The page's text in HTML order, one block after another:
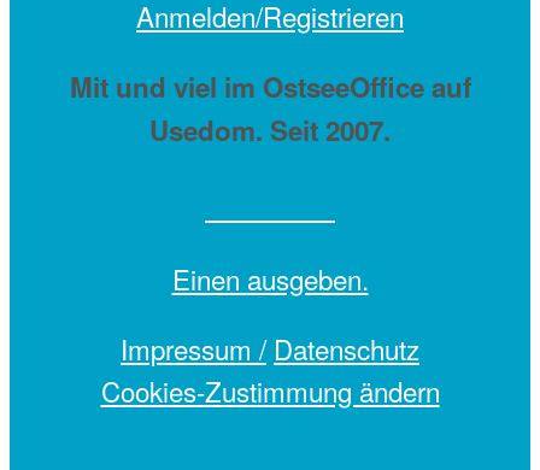
Anmelden/Registrieren
Mit und viel im OstseeOffice auf
Usedom. Seit 2007.
Einen ausgeben.
Impressum / Datenschutz
Cookies-Zustimmung ändern